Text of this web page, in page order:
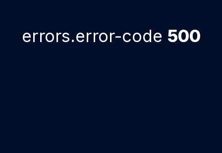
errors.error-code 500